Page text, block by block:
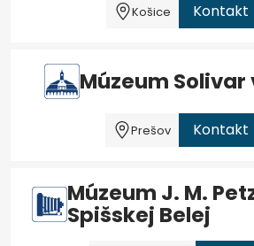
Košice Kontakt
Múzeum Solivar
Prešov Kontakt
Múzeum J. M.
Spišskej Belej